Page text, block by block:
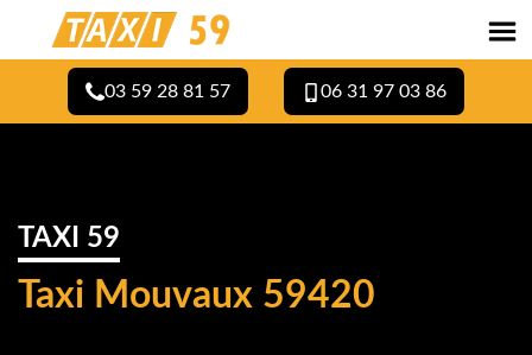
03 59 28 81 57 06 31 97 03 86
TAXI 59
Taxi Mouvaux 59420